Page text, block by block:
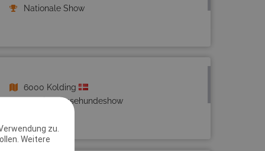
zu.
Weitere
Nationale Show
6000 Kolding
Spezial-Rassehundeshow